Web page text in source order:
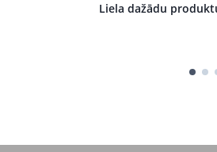
Liela dažādu